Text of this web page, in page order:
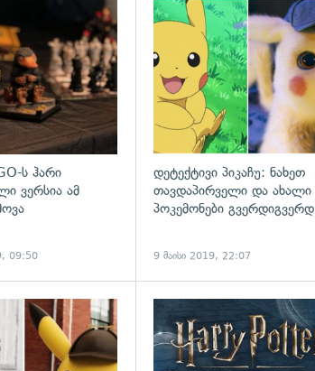
ს ჰარი
ვერსია ამ
09:50
დეტექტივი პიკაჩუ: ნახეთ
თავდაპირველი და ახალი
პოკემონები გვერდიგვერდ
9 მაისი 2019, 22:07
გადახედვა